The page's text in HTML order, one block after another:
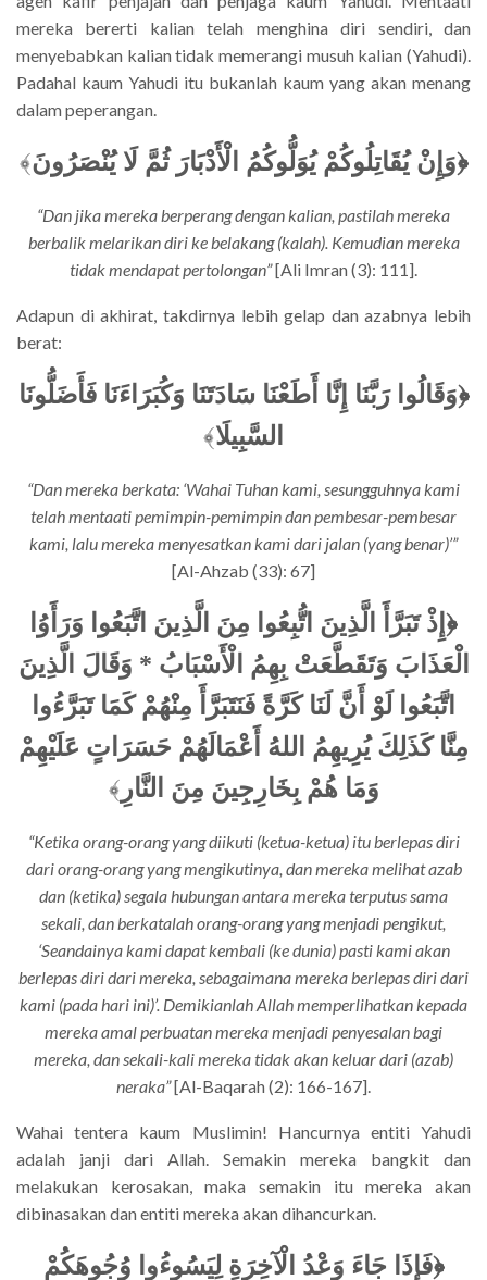
mereka bererti kalian telah menghina diri sendiri, dan
menyebabkan kalian tidak memerangi musuh kalian (Yahudi).
Padahal kaum Yahudi itu bukanlah kaum yang akan menang
dalam peperangan.
﴿وَإِنْ يُقَاتِلُوكُمْ يُوَلُّوكُمُ الْأَدْبَارَ ثُمَّ لَا يُنْصَرُونَ﴾
“Dan jika mereka berperang dengan kalian, pastilah mereka
berbalik melarikan diri ke belakang (kalah). Kemudian mereka
tidak mendapat pertolongan”[Ali Imran (3): 111].
Adapun di akhirat, takdirnya lebih gelap dan azabnya lebih
berat:
﴿وَقَالُوا رَبَّنَا إِنَّا أَطَعْنَا سَادَتَنَا وَكُبَرَاءَنَا فَأَضَلُّونَا
السَّبِيلَا﴾
“Dan mereka berkata: ‘Wahai Tuhan kami, sesungguhnya kami
telah mentaati pemimpin-pemimpin dan pembesar-pembesar
kami, lalu mereka menyesatkan kami dari jalan (yang benar)’”
[Al-Ahzab (33): 67]
﴿إِذْ تَبَرَّأَ الَّذِينَ اتُّبِعُوا مِنَ الَّذِينَ اتَّبَعُوا وَرَأَوُا
الْعَذَابَ وَتَقَطَّعَتْ بِهِمُ الْأَسْبَابُ * وَقَالَ الَّذِينَ
اتَّبَعُوا لَوْ أَنَّ لَنَا كَرَّةً فَنَتَبَرَّأَ مِنْهُمْ كَمَا تَبَرَّءُوا
مِنَّا كَذَلِكَ يُرِيهِمُ اللهُ أَعْمَالَهُمْ حَسَرَاتٍ عَلَيْهِمْ
وَمَا هُمْ بِخَارِجِينَ مِنَ النَّارِ ﴾
“Ketika orang-orang yang diikuti (ketua-ketua) itu berlepas diri
dari orang-orang yang mengikutinya, dan mereka melihat azab
dan (ketika) segala hubungan antara mereka terputus sama
sekali, dan berkatalah orang-orang yang menjadi pengikut,
‘Seandainya kami dapat kembali (ke dunia) pasti kami akan
berlepas diri dari mereka, sebagaimana mereka berlepas diri dari
kami (pada hari ini)’. Demikianlah Allah memperlihatkan kepada
mereka amal perbuatan mereka menjadi penyesalan bagi
mereka, dan sekali-kali mereka tidak akan keluar dari (azab)
neraka”[Al-Baqarah (2): 166-167].
Wahai tentera kaum Muslimin! Hancurnya entiti Yahudi
adalah janji dari Allah. Semakin mereka bangkit dan
melakukan kerosakan, maka semakin itu mereka akan
dibinasakan dan entiti mereka akan dihancurkan.
﴿فَإِذَا جَاءَ وَعْدُ الْآخِرَةِ لِيَسُوءُوا وُجُوهَكُمْ